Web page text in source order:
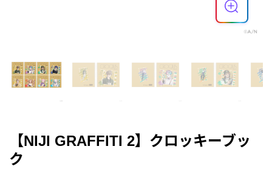
【NIJI GRAFFITI 2】クロッキーブッ
ク